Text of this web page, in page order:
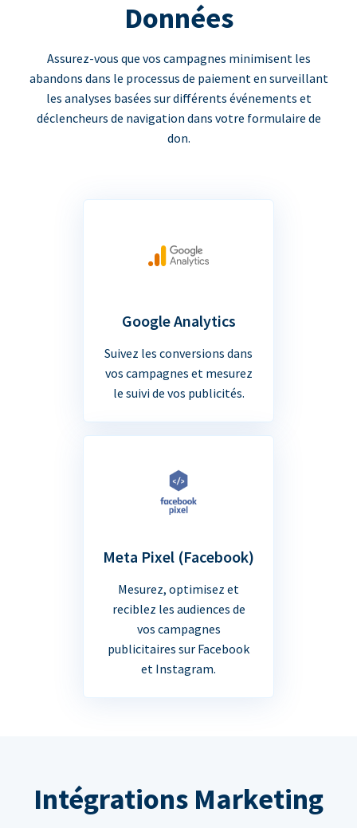
Données
Assurez-vous que vos campagnes minimisent les
abandons dans le processus de paiement en surveillant
les analyses basées sur différents événements et
déclencheurs de navigation dans votre formulaire de
don.
Google Analytics
Suivez les conversions dans
vos campagnes et mesurez
le suivi de vos publicités.
Meta Pixel (Facebook)
Mesurez, optimisez et
reciblez les audiences de
vos campagnes
publicitaires sur Facebook
et Instagram.
Intégrations Marketing